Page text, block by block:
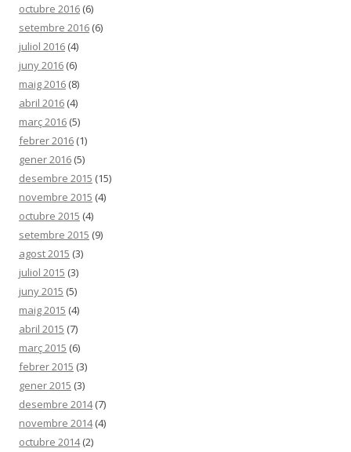
octubre 2016 (6)
setembre 2016 (6)
juliol 2016 (4)
juny 2016 (6)
maig 2016 (8)
abril 2016 (4)
març 2016 (5)
febrer 2016 (1)
gener 2016 (5)
desembre 2015 (15)
novembre 2015 (4)
octubre 2015 (4)
setembre 2015 (9)
agost 2015 (3)
juliol 2015 (3)
juny 2015 (5)
maig 2015 (4)
abril 2015 (7)
març 2015 (6)
febrer 2015 (3)
gener 2015 (3)
desembre 2014(7)
novembre 2014(4)
octubre 2014(2)